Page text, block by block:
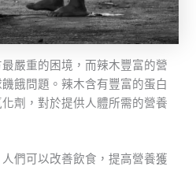
嚴重的困境，而辣木豐富的營
餓問題。辣木含有豐富的蛋白
劑，對於提供人體所需的營養
們可以改善飲食，提高營養獲